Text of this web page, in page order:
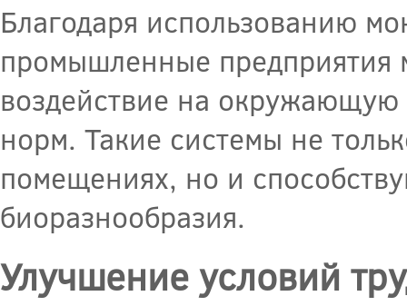
Благодаря использованию
промышленные предприятия
воздействие на окружающую
норм. Такие системы не
помещениях, но и
биоразнообразия.
Улучшение условий